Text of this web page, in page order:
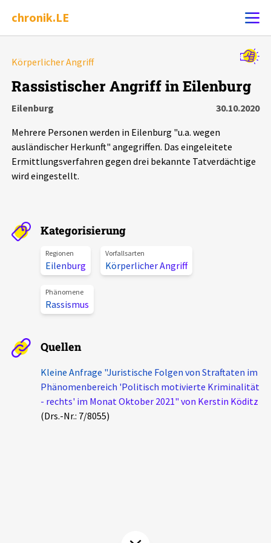
chronik.LE
Chronik
Dossiers
Leipziger Zustände
Phänomene
Alle Beiträge
Veranstaltungen
Podcasts
Projektbeschreibung
Unterstützer_innen
Körperlicher Angriff
Rassistischer Angriff in Eilenburg
Eilenburg
30.10.2020
Mehrere Personen werden in Eilenburg "u.a. wegen
ausländischer Herkunft" angegriffen. Das eingeleitete
Ermittlungsverfahren gegen drei bekannte Tatverdächtige
wird eingestellt.
Kategorisierung
Regionen
Eilenburg
Vorfallsarten
Körperlicher Angriff
Phänomene
Rassismus
Quellen
Kleine Anfrage "Juristische Folgen von Straftaten im
Phänomenbereich 'Politisch motivierte Kriminalität
- rechts' im Monat Oktober 2021" von Kerstin Köditz
(Drs.-Nr.: 7/8055)
Alle Ereignisse
Ereignisse
Ereignisse
Exportieren Filter Erklärungen